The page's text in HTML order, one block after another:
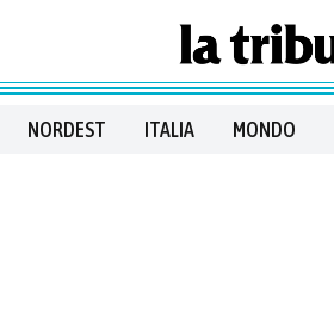
NORDEST ITALIA MONDO